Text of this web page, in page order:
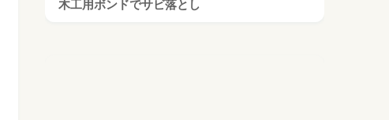
木工用ボンドでサビ落とし